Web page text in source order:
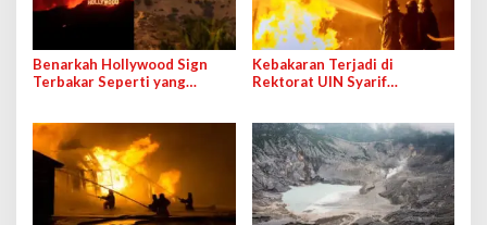
Benarkah Hollywood Sign
Terbakar Seperti yang
Kebakaran Terjadi di
Rektorat UIN Syarif